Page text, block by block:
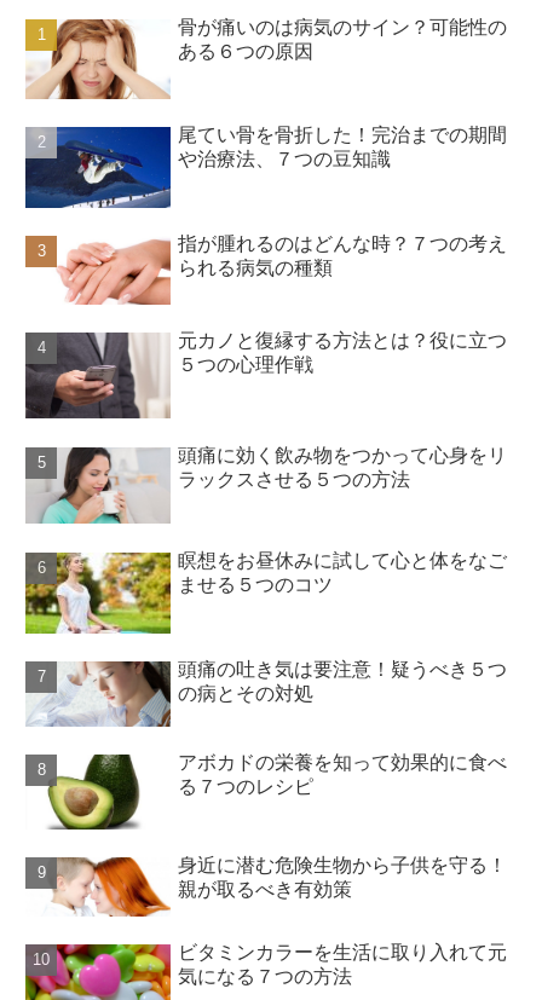
骨が痛いのは病気のサイン？可能性の
ある６つの原因
尾てい骨を骨折した！完治までの期間
や治療法、７つの豆知識
指が腫れるのはどんな時？７つの考え
られる病気の種類
元カノと復縁する方法とは？役に立つ
５つの心理作戦
頭痛に効く飲み物をつかって心身をリ
ラックスさせる５つの方法
瞑想をお昼休みに試して心と体をなご
ませる５つのコツ
頭痛の吐き気は要注意！疑うべき５つ
の病とその対処
アボカドの栄養を知って効果的に食べ
る７つのレシピ
身近に潜む危険生物から子供を守る！
親が取るべき有効策
ビタミンカラーを生活に取り入れて元
気になる７つの方法